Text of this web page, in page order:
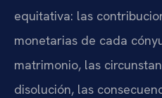
equitativa: las
monetarias de cada
matrimonio, las
disolución, las